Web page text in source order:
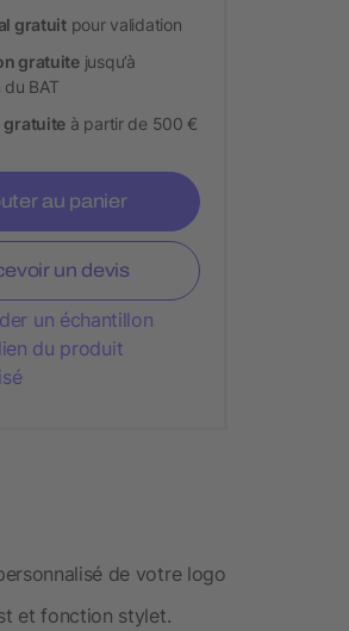
gratuitpour validation
gratuitejusqu’à
BAT
gratuite à partir de 500 €
au panier
un devis
un échantillon
du produit
de votre logo
et fonction stylet.